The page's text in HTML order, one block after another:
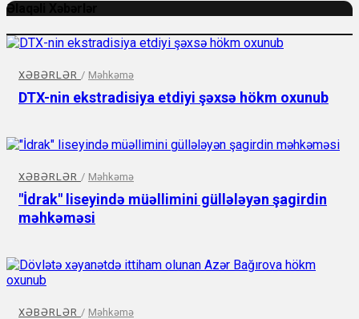
Əlaqəli Xəbərlər
XƏBƏRLƏR / Məhkəmə
DTX-nin ekstradisiya etdiyi şəxsə hökm oxunub
XƏBƏRLƏR / Məhkəmə
"İdrak" liseyində müəllimini güllələyən şagirdin
məhkəməsi
XƏBƏRLƏR / Məhkəmə